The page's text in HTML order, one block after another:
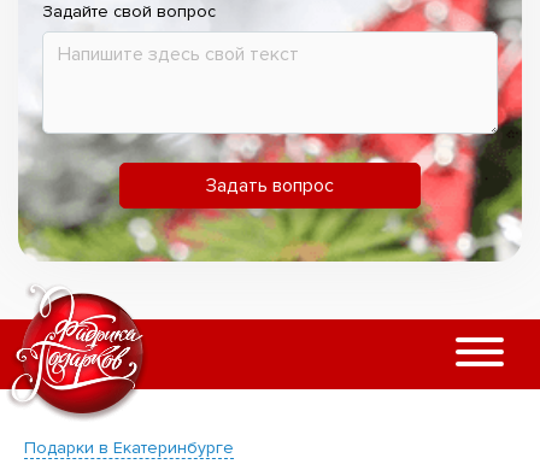
Задайте свой вопрос
Задать вопрос
Подарки в Екатеринбурге